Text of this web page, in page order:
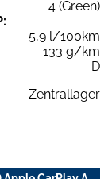
4 (Green)
5,9 l/100km
133 g/km
D
Zentrallager